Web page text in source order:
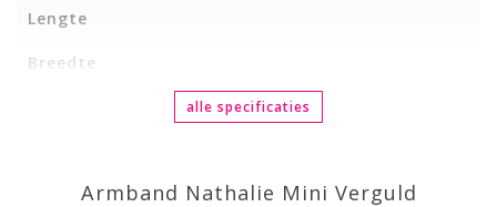
Lengte
Breedte
alle specificaties
Armband Nathalie Mini Verguld